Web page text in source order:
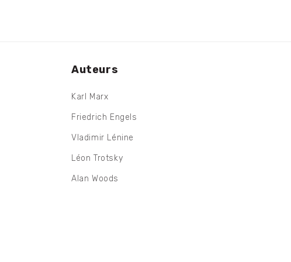
Auteurs
Karl Marx
Friedrich Engels
Vladimir Lénine
Léon Trotsky
Alan Woods